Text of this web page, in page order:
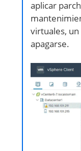
aplicar
virtuales, un
apagarse.